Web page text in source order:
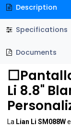
Description
Specifications
Documents
Li 8.8"
La Lian Li SM088W